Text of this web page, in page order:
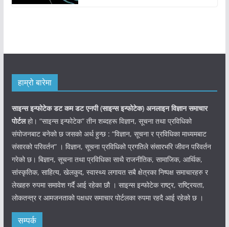
हाम्रो बारेमा
साइन्स इन्फोटेक डट कम डट एनपी (साइन्सइन्फोटेक) अनलाइन विज्ञान समाचार
पोर्टलहो। “साइन्स इन्फोटेक” तीन शब्दहरू विज्ञान, सूचना तथा प्रविधिको
संयोजनबाट बनेको छ जसको अर्थ हुन्छ : “विज्ञान, सूचना र प्रविधिका माध्यमबाट
संसारको परिवर्तन” । विज्ञान, सूचना प्रविधिको प्रगतिले संसारभरि जीवन परिवर्तन
गरेको छ। बिज्ञान, सूचना तथा प्रविधिका साथै राजनीतिक, सामाजिक, आर्थिक,
सांस्कृतिक, साहित्य, खेलकुद, स्वास्थ्य लगायत सबै क्षेत्रका निष्पक्ष समाचारहरु र
लेखहरु रुपमा समावेश गर्दै आई रहेका छौ । साइन्स इन्फोटेक राष्ट्र, राष्ट्रियता,
लोकतन्त्र र आमजनताको पक्षधर समाचार पोर्टलका रुपमा रहदै आई रहेको छ ।
सम्पर्क